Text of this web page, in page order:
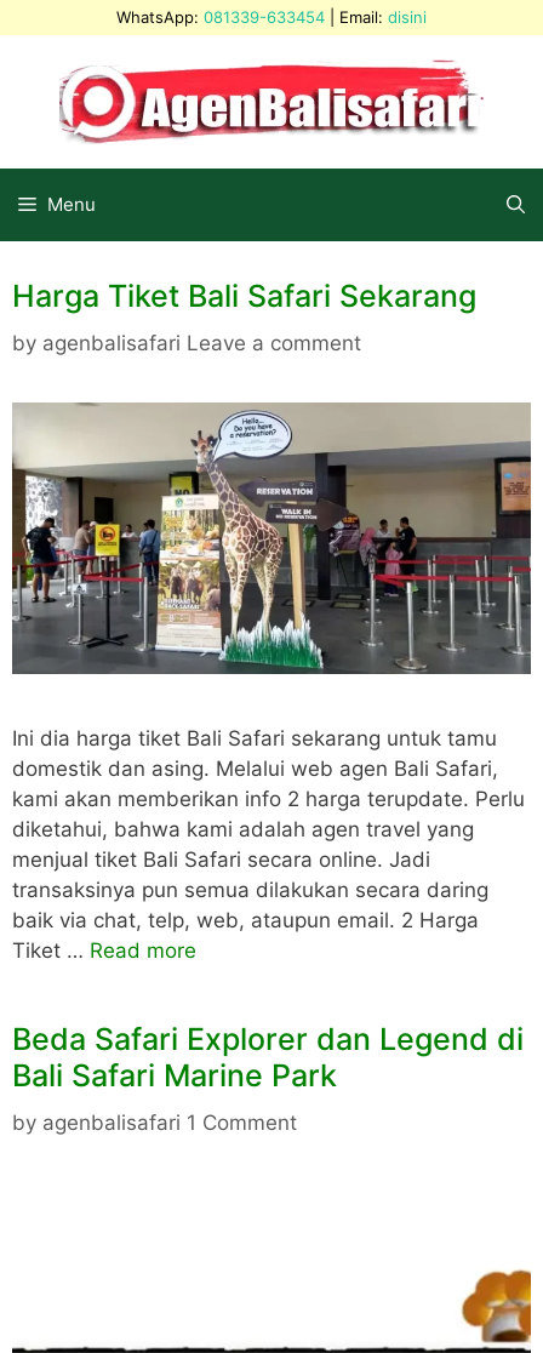
content
WhatsApp: 081339-633454 | Email: disini
Menu
Harga Tiket Bali Safari Sekarang
by agenbalisafari Leave a comment
Ini dia harga tiket Bali Safari sekarang untuk tamu
domestik dan asing. Melalui web agen Bali Safari,
kami akan memberikan info 2 harga terupdate. Perlu
diketahui, bahwa kami adalah agen travel yang
menjual tiket Bali Safari secara online. Jadi
transaksinya pun semua dilakukan secara daring
baik via chat, telp, web, ataupun email. 2 Harga
Tiket … Read more
Beda Safari Explorer dan Legend di
Bali Safari Marine Park
by agenbalisafari 1 Comment